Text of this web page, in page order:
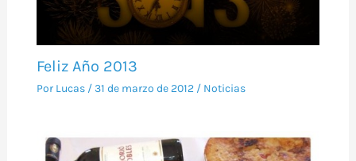
Feliz Año 2013
Por Lucas /31 de marzo de 2012 / Noticias